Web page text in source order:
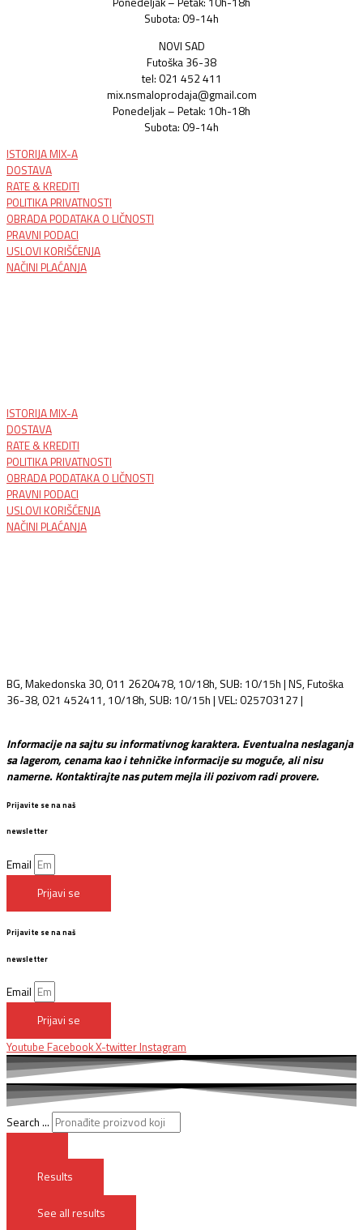
Subota: 09-14h
NOVI SAD
Futoška 36-38
tel: 021 452 411
mix.nsmaloprodaja@gmail.com
Ponedeljak – Petak: 10h-18h
Subota: 09-14h
ISTORIJA MIX-A
DOSTAVA
RATE & KREDITI
POLITIKA PRIVATNOSTI
OBRADA PODATAKA O LIČNOSTI
PRAVNI PODACI
USLOVI KORIŠĆENJA
NAČINI PLAĆANJA
ISTORIJA MIX-A
DOSTAVA
RATE & KREDITI
POLITIKA PRIVATNOSTI
OBRADA PODATAKA O LIČNOSTI
PRAVNI PODACI
USLOVI KORIŠĆENJA
NAČINI PLAĆANJA
BG, Makedonska 30, 011 2620478, 10/18h, SUB: 10/15h | NS, Futoška
36-38, 021 452411, 10/18h, SUB: 10/15h | VEL: 025703127 |
Informacije na sajtu su informativnog karaktera. Eventualna neslaganja
sa lagerom, cenama kao i tehničke informacije su moguće, ali nisu
namerne. Kontaktirajte nas putem mejla ili pozivom radi provere.
Prijavite se na naš
newsletter
Email
Prijavi se
Prijavite se na naš
newsletter
Email
Prijavi se
Youtube FacebookX-twitter Instagram
Search ...
Results
See all results